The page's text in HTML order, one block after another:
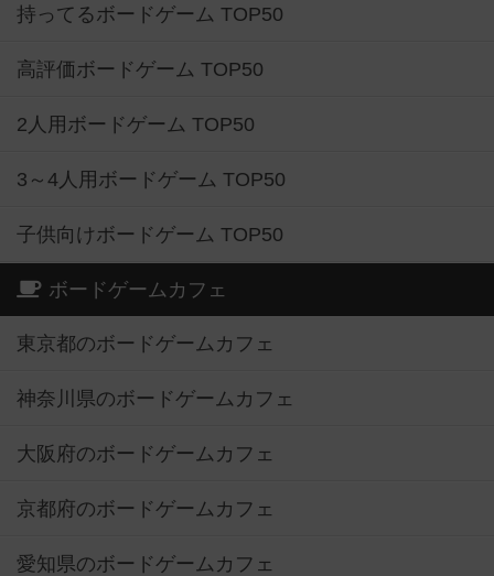
持ってるボードゲーム TOP50
高評価ボードゲーム TOP50
2人用ボードゲーム TOP50
3～4人用ボードゲーム TOP50
子供向けボードゲーム TOP50
ボードゲームカフェ
東京都のボードゲームカフェ
神奈川県のボードゲームカフェ
大阪府のボードゲームカフェ
京都府のボードゲームカフェ
愛知県のボードゲームカフェ